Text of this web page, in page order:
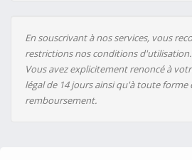
En souscrivant à nos services, vous
restrictions nos conditions d'utilisation.
Vous avez explicitement renoncé à
légal de 14 jours ainsi qu'à toute
remboursement.